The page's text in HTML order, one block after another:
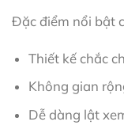
Đặc điểm nổi bật
Thiết kế chắc
Không gian
Dễ dàng lật